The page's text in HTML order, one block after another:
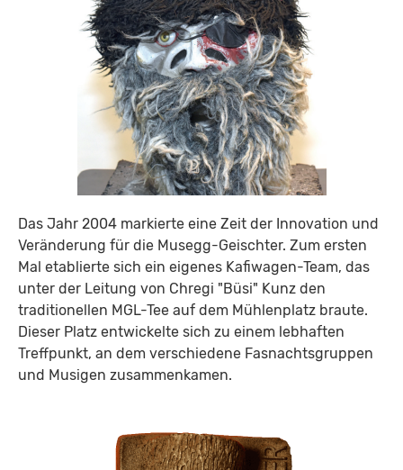
Das Jahr 2004 markierte eine Zeit der Innovation und
Veränderung für die Musegg-Geischter. Zum ersten
Mal etablierte sich ein eigenes Kafiwagen-Team, das
unter der Leitung von Chregi "Büsi" Kunz den
traditionellen MGL-Tee auf dem Mühlenplatz braute.
Dieser Platz entwickelte sich zu einem lebhaften
Treffpunkt, an dem verschiedene Fasnachtsgruppen
und Musigen zusammenkamen.